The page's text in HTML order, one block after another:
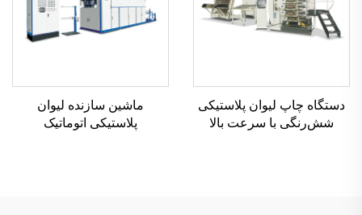
دستگاه چاپ لیوان پلاستیکی
شش‌رنگی با سرعت بالا
ماشین سازنده لیوان
پلاستیکی اتوماتیک